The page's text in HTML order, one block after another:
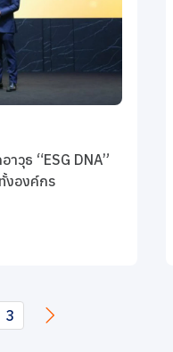
าวุธ “ESG DNA”
งองค์กร
3